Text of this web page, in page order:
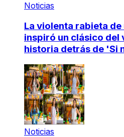
Noticias
La violenta rabieta
inspiró un clásico del
historia detrás de 'Si
Noticias